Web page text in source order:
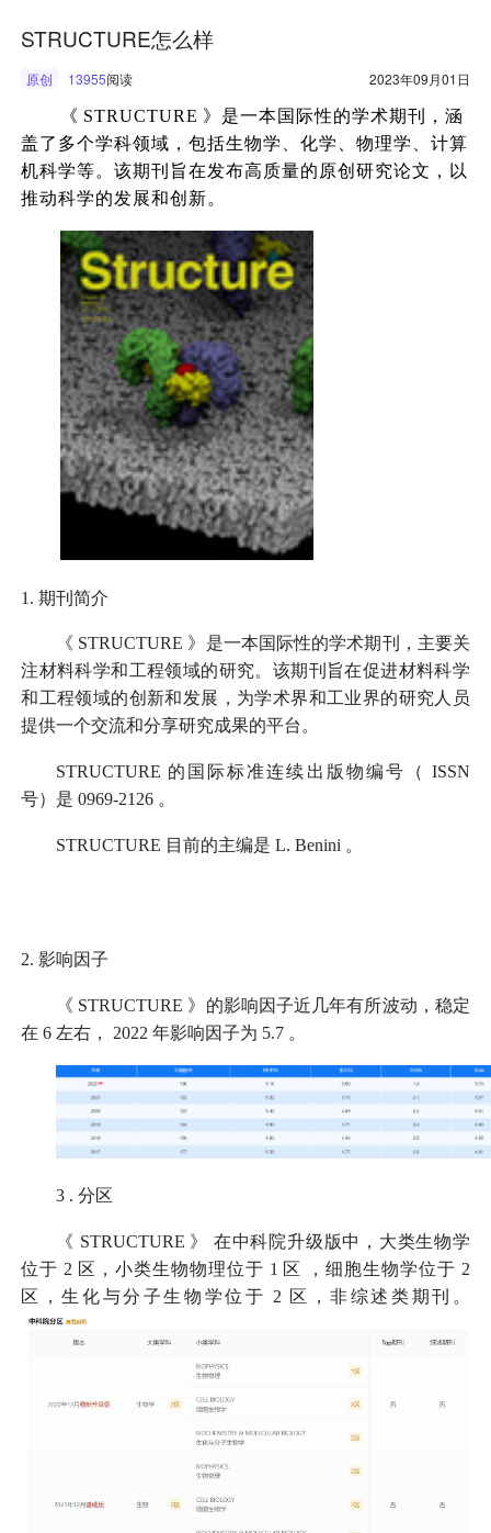
STRUCTURE怎么样
原创 13955阅读 2023年09月01日
《 STRUCTURE 》是一本国际性的学术期刊，涵
盖了多个学科领域，包括生物学、化学、物理学、计算
机科学等。该期刊旨在发布高质量的原创研究论文，以
推动科学的发展和创新。
1.期刊简介
《 STRUCTURE 》是一本国际性的学术期刊，主要关
注材料科学和工程领域的研究。该期刊旨在促进材料科学
和工程领域的创新和发展，为学术界和工业界的研究人员
提供一个交流和分享研究成果的平台。
STRUCTURE 的国际标准连续出版物编号（ ISSN
号）是 0969-2126 。
STRUCTURE 目前的主编是 L. Benini 。
2.影响因子
《 STRUCTURE 》的影响因子近几年有所波动，稳定
在 6 左右， 2022 年影响因子为 5.7 。
3 .分区
《 STRUCTURE 》
在中科院升级版中，大类生物学
位于 2 区，小类生物物理位于 1 区 ，细胞生物学位于 2
区，生化与分子生物学位于 2 区，非综述类期刊。